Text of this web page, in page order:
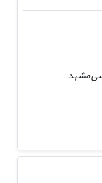
مشهد